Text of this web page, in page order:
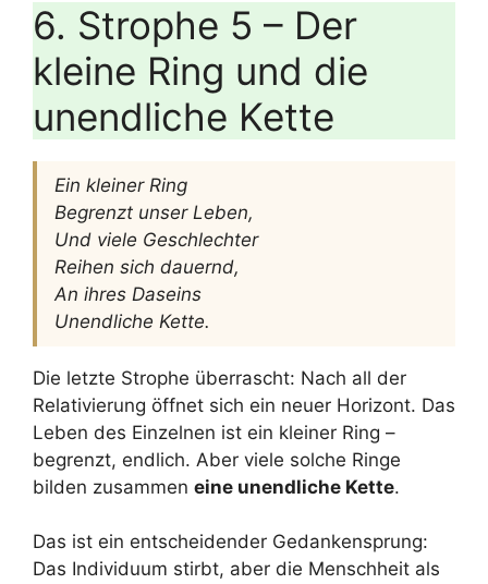
6. Strophe 5 – Der
kleine Ring und die
unendliche Kette
Ein kleiner Ring
Begrenzt unser Leben,
Und viele Geschlechter
Reihen sich dauernd,
An ihres Daseins
Unendliche Kette.
Die letzte Strophe überrascht: Nach all der
Relativierung öffnet sich ein neuer Horizont. Das
Leben des Einzelnen ist ein kleiner Ring –
begrenzt, endlich. Aber viele solche Ringe
bilden zusammen eine unendliche Kette.
Das ist ein entscheidender Gedankensprung:
Das Individuum stirbt, aber die Menschheit als